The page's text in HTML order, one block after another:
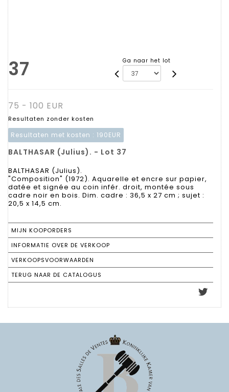
37 Ga naar het lot
75 - 100 EUR
Resultaten zonder kosten
Resultaten met kosten : 190EUR
BALTHASAR (Julius). - Lot 37
BALTHASAR (Julius).
"Composition" (1972). Aquarelle et encre sur papier,
datée et signée au coin infér. droit, montée sous
cadre noir en bois. Dim. cadre : 36,5 x 27 cm ; sujet :
20,5 x 14,5 cm.
MIJN KOOPORDERS
INFORMATIE OVER DE VERKOOP
VERKOOPSVOORWAARDEN
TERUG NAAR DE CATALOGUS